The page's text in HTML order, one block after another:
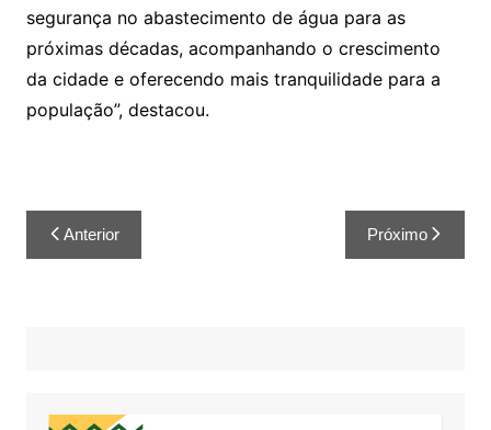
segurança no abastecimento de água para as
próximas décadas, acompanhando o crescimento
da cidade e oferecendo mais tranquilidade para a
população”, destacou.
Anterior Próximo